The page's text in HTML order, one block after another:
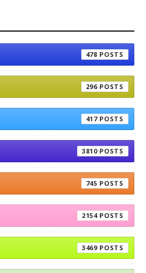
478
296
417
3810
745
2154
3469